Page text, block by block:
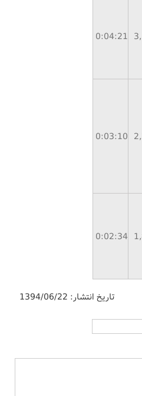
0:04:21
0:03:10
0:02:34
تاریخ انتشار: 1394/06/22